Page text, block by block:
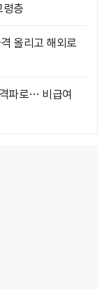
층
올리고 해외로
파로… 비급여